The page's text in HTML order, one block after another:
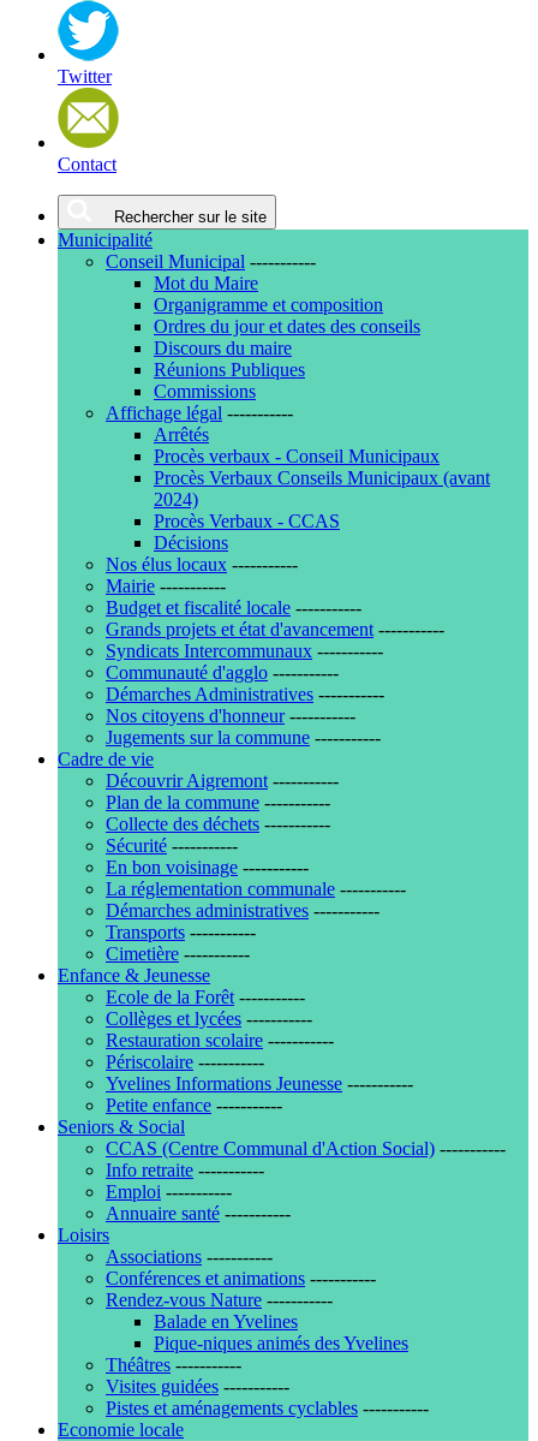
Twitter
Contact
Rechercher sur le site
Municipalité
Conseil Municipal -----------
Mot du Maire
Organigramme et composition
Ordres du jour et dates des conseils
Discours du maire
Réunions Publiques
Commissions
Affichage légal -----------
Arrêtés
Procès verbaux - Conseil Municipaux
Procès Verbaux Conseils Municipaux (avant
2024)
Procès Verbaux - CCAS
Décisions
Nos élus locaux -----------
Mairie -----------
Budget et fiscalité locale -----------
Grands projets et état d'avancement -----------
Syndicats Intercommunaux -----------
Communauté d'agglo -----------
Démarches Administratives -----------
Nos citoyens d'honneur -----------
Jugements sur la commune -----------
Cadre de vie
Découvrir Aigremont -----------
Plan de la commune -----------
Collecte des déchets -----------
Sécurité -----------
En bon voisinage -----------
La réglementation communale -----------
Démarches administratives -----------
Transports -----------
Cimetière -----------
Enfance & Jeunesse
Ecole de la Forêt -----------
Collèges et lycées -----------
Restauration scolaire -----------
Périscolaire -----------
Yvelines Informations Jeunesse -----------
Petite enfance -----------
Seniors & Social
CCAS (Centre Communal d'Action Social) -----------
Info retraite -----------
Emploi -----------
Annuaire santé -----------
Loisirs
Associations -----------
Conférences et animations -----------
Rendez-vous Nature -----------
Balade en Yvelines
Pique-niques animés des Yvelines
Théâtres -----------
Visites guidées -----------
Pistes et aménagements cyclables -----------
Economie locale